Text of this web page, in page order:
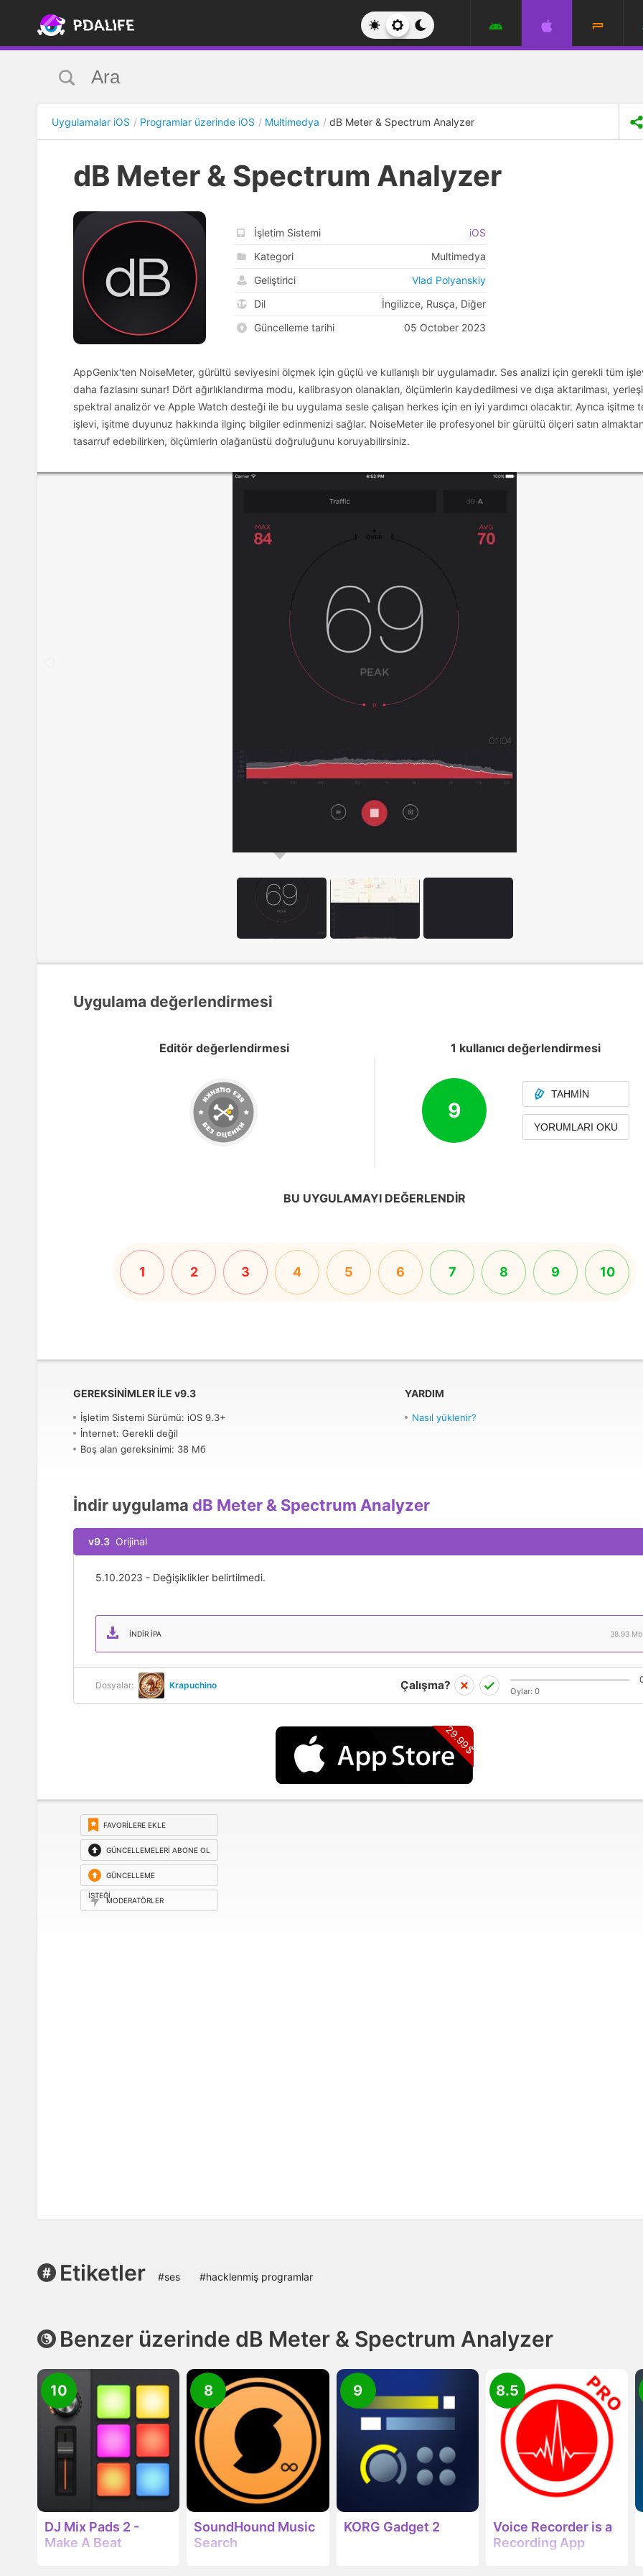
Uygulamalar iOS Programlar üzerinde iOS Multimedya dB Meter & Spectrum Analyzer
dB Meter & Spectrum Analyzer
İşletim Sistemi
iOS
Kategori
Multimedya
Geliştirici
Vlad Polyanskiy
Dil
İngilizce, Rusça, Diğer
Güncelleme tarihi
05 October 2023
AppGenix'ten NoiseMeter, gürültü seviyesini ölçmek için güçlü ve kullanışlı bir uygulamadır. Ses analizi için gerekli tüm
daha fazlasını sunar! Dört ağırlıklandırma modu, kalibrasyon olanakları, ölçümlerin kaydedilmesi ve dışa aktarılması,
spektral analizör ve Apple Watch desteği ile bu uygulama sesle çalışan herkes için en iyi yardımcı olacaktır. Ayrıca işitme
işlevi, işitme duyunuz hakkında ilginç bilgiler edinmenizi sağlar. NoiseMeter ile profesyonel bir gürültü ölçeri satın
tasarruf edebilirken, ölçümlerin olağanüstü doğruluğunu koruyabilirsiniz.
Uygulama değerlendirmesi
Editör değerlendirmesi 1 kullanıcı değerlendirmesi
9
TAHMIN
YORUMLARI OKU
BU UYGULAMAYI DEĞERLENDIR
1 2 3 4 5 6 7 8 9 10
GEREKSINIMLER ILE v9.3
İşletim Sistemi Sürümü: iOS 9.3+
İnternet: Gerekli değil
Boş alan gereksinimi: 38 Мб
YARDIM
Nasıl yüklenir?
İndir uygulama dB Meter & Spectrum Analyzer
v9.3 Orijinal
5.10.2023 - Değişiklikler belirtilmedi.
İNDIR IPA 38.93 Mb
Dosyalar: Krapuchino Çalışma? Oylar: 0
29.99$
FAVORILERE EKLE
GÜNCELLEMELERI ABONE OL
GÜNCELLEME
ISTEĞI
MODERATÖRLER
Etiketler #ses #hacklenmiş programlar
Benzer üzerinde dB Meter & Spectrum Analyzer
DJ Mix Pads 2 -
Make A Beat
10
SoundHound Music
Search
8
KORG Gadget 2
9
Voice Recorder is a
Recording App
8.5